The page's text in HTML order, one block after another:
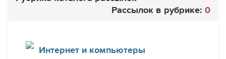
Рассылок в рубрике: 0
Интернет и компьютеры